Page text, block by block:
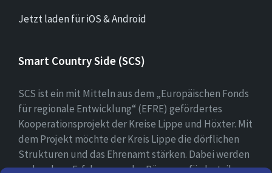
Jetzt laden für iOS & Android
Smart Country Side (SCS)
SCS ist ein mit Mitteln aus dem „Europäischen Fonds
für regionale Entwicklung“ (EFRE) gefördertes
Kooperationsprojekt der Kreise Lippe und Höxter. Mit
dem Projekt möchte der Kreis Lippe die dörflichen
Strukturen und das Ehrenamt stärken. Dabei werden
vorhandene Erfahrungen der Bürger gefördert, ihre